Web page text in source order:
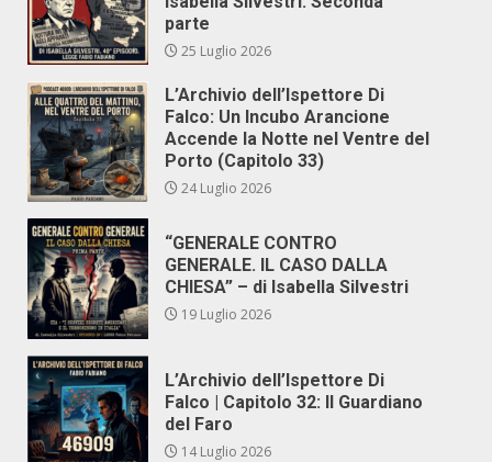
parte
25 Luglio 2026
L’Archivio dell’Ispettore Di
Falco: Un Incubo Arancione
Accende la Notte nel Ventre del
Porto (Capitolo 33)
24 Luglio 2026
“GENERALE CONTRO
GENERALE. IL CASO DALLA
CHIESA” – di Isabella Silvestri
19 Luglio 2026
L’Archivio dell’Ispettore Di
Falco | Capitolo 32: Il Guardiano
del Faro
14 Luglio 2026